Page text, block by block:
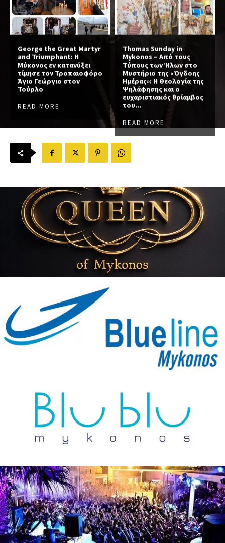
George the Great Martyr
and Triumphant: Η
Μύκονος εν κατανύξει
τίμησε τον Τροπαιοφόρο
Άγιο Γεώργιο στον
Τούρλο
READ MORE
Thomas Sunday in
Mykonos – Από τους
Τύπους των Ήλων στο
Μυστήριο της «Όγδοης
Ημέρας»: Η Θεολογία της
Ψηλάφησης και ο
ευχαριστιακός θρίαμβος
του...
READ MORE